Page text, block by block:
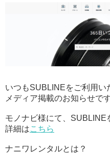
いつもSUBLINEをご利用い
メディア掲載のお知らせです
モノナビ様にて、SUBLINE
詳細はこちら
ナニワレンタルとは？